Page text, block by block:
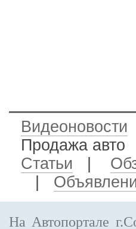
Видеоновости
Продажа авто
Статьи
На Автопортале